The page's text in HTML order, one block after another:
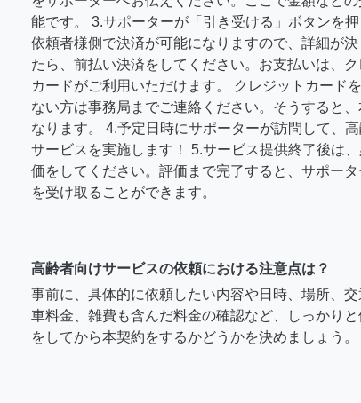
能です。 3.サポーターが「引き受ける」ボタンを押
依頼者様側で決済が可能になりますので、詳細が決
たら、前払い決済をしてください。お支払いは、ク
カードがご利用いただけます。 クレジットカード
ない方は事務局までご連絡ください。そうすると、
なります。 4.予定日時にサポーターが訪問して、
サービスを実施します！ 5.サービス提供終了後は
価をしてください。評価まで完了すると、サポータ
を受け取ることができます。
高齢者向けサービスの依頼における注意点は？
事前に、具体的に依頼したい内容や日時、場所、
車料金、雑費も含んだ料金の確認など、しっかり
をしてから本契約をするかどうかを決めましょう。